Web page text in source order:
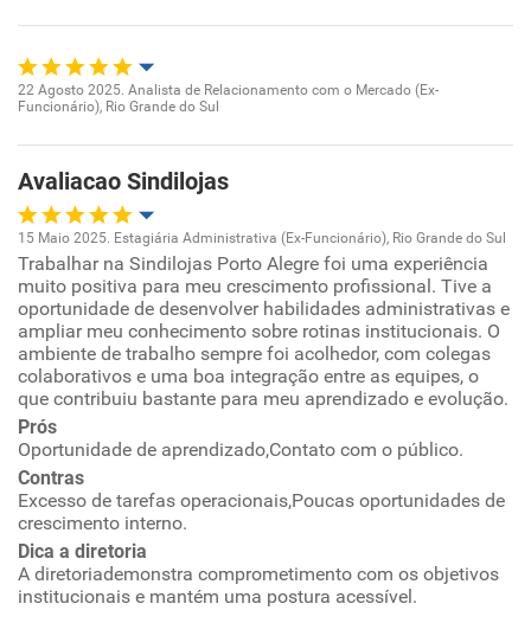
Benefícios
Recomenda esta empresa
Oportunidade de promoção
Ambiente de trabalho
Conciliação com a vida familiar
Benefícios
Recomenda esta empresa
Recomenda a diretoria
22 Agosto 2025. Analista de Relacionamento com o Mercado (Ex-
Funcionário), Rio Grande do Sul
Avaliacao Sindilojas
Oportunidade de promoção
Ambiente de trabalho
Conciliação com a vida familiar
Benefícios
Recomenda esta empresa
Recomenda a diretoria
15 Maio 2025. Estagiária Administrativa (Ex-Funcionário), Rio Grande do Sul
Trabalhar na Sindilojas Porto Alegre foi uma experiência
muito positiva para meu crescimento profissional. Tive a
oportunidade de desenvolver habilidades administrativas e
ampliar meu conhecimento sobre rotinas institucionais. O
ambiente de trabalho sempre foi acolhedor, com colegas
colaborativos e uma boa integração entre as equipes, o
que contribuiu bastante para meu aprendizado e evolução.
Prós
Oportunidade de aprendizado,Contato com o público.
Contras
Excesso de tarefas operacionais,Poucas oportunidades de
crescimento interno.
Dica a diretoria
A diretoriademonstra comprometimento com os objetivos
institucionais e mantém uma postura acessível.